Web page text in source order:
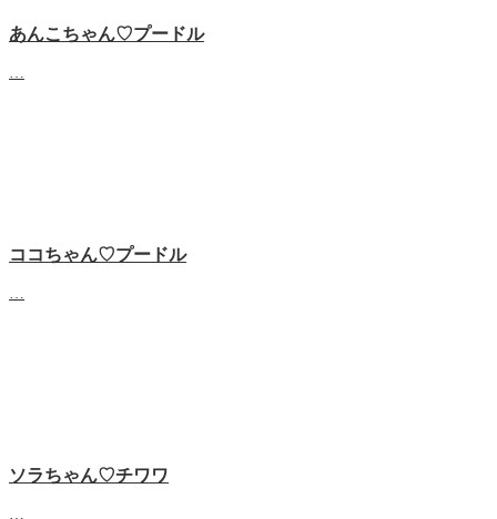
あんこちゃん♡‬プードル
ココちゃん♡‬プードル
ソラちゃん♡‬チワワ